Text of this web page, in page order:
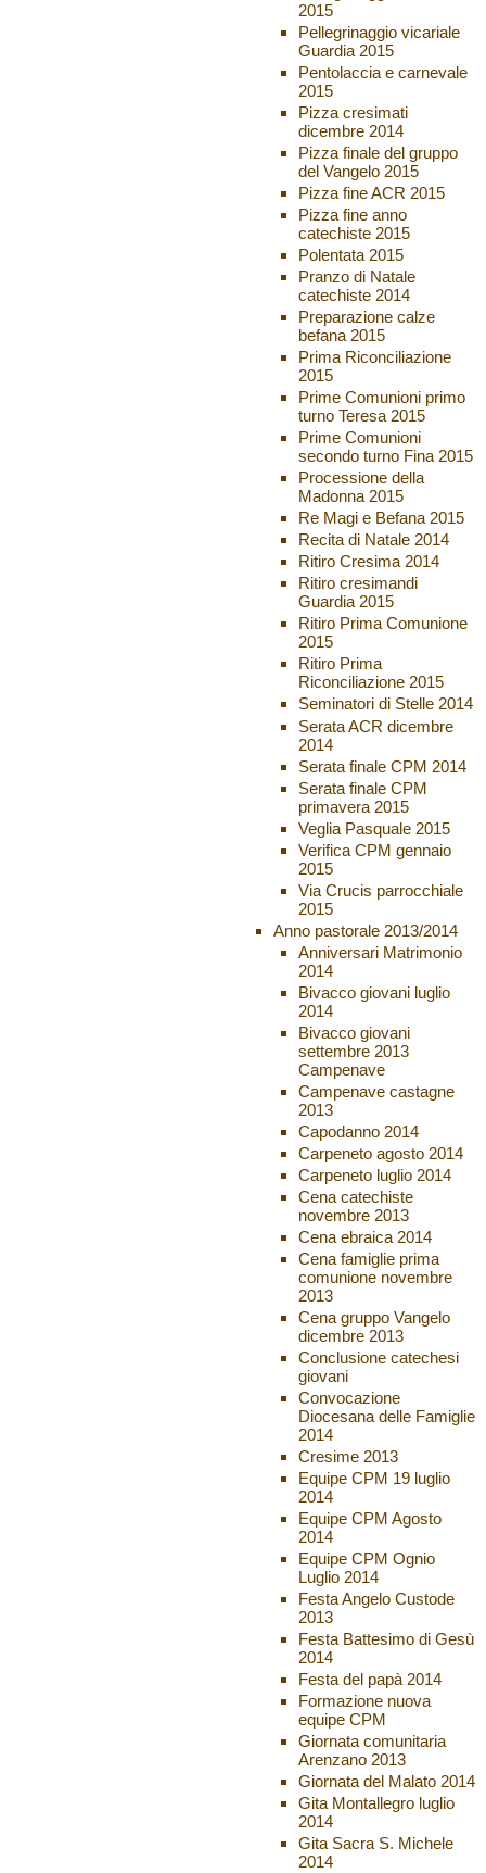
2015
Pellegrinaggio vicariale
Guardia 2015
Pentolaccia e carnevale
2015
Pizza cresimati
dicembre 2014
Pizza finale del gruppo
del Vangelo 2015
Pizza fine ACR 2015
Pizza fine anno
catechiste 2015
Polentata 2015
Pranzo di Natale
catechiste 2014
Preparazione calze
befana 2015
Prima Riconciliazione
2015
Prime Comunioni primo
turno Teresa 2015
Prime Comunioni
secondo turno Fina 2015
Processione della
Madonna 2015
Re Magi e Befana 2015
Recita di Natale 2014
Ritiro Cresima 2014
Ritiro cresimandi
Guardia 2015
Ritiro Prima Comunione
2015
Ritiro Prima
Riconciliazione 2015
Seminatori di Stelle 2014
Serata ACR dicembre
2014
Serata finale CPM 2014
Serata finale CPM
primavera 2015
Veglia Pasquale 2015
Verifica CPM gennaio
2015
Via Crucis parrocchiale
2015
Anno pastorale 2013/2014
Anniversari Matrimonio
2014
Bivacco giovani luglio
2014
Bivacco giovani
settembre 2013
Campenave
Campenave castagne
2013
Capodanno 2014
Carpeneto agosto 2014
Carpeneto luglio 2014
Cena catechiste
novembre 2013
Cena ebraica 2014
Cena famiglie prima
comunione novembre
2013
Cena gruppo Vangelo
dicembre 2013
Conclusione catechesi
giovani
Convocazione
Diocesana delle Famiglie
2014
Cresime 2013
Equipe CPM 19 luglio
2014
Equipe CPM Agosto
2014
Equipe CPM Ognio
Luglio 2014
Festa Angelo Custode
2013
Festa Battesimo di Gesù
2014
Festa del papà 2014
Formazione nuova
equipe CPM
Giornata comunitaria
Arenzano 2013
Giornata del Malato 2014
Gita Montallegro luglio
2014
Gita Sacra S. Michele
2014